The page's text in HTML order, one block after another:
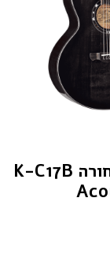
גיטרה אקוסטית טופ מעץ מלא שחורה K-C17B